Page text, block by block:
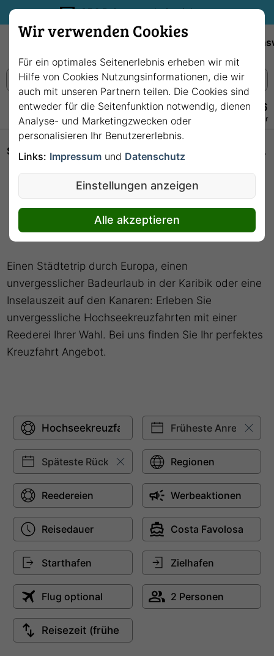
35€ Reisegutschein sichern.
+49 228 3875 7256
Persönlich · Kostenlos · Täglich 08–22 Uhr
Startseite Hochseekreuzfahrten: Unterwegs auf den Weltmeeren
Hochseekreuzfahrten:
Unterwegs auf den
Weltmeeren
Einen Städtetrip durch Europa, einen
unvergesslicher Badeurlaub in der Karibik oder eine
Inselauszeit auf den Kanaren: Erleben Sie
unvergessliche Hochseekreuzfahrten mit einer
Reederei Ihrer Wahl. Bei uns finden Sie Ihr perfektes
Kreuzfahrt Angebot.
Wir verwenden Cookies
Für ein optimales Seitenerlebnis erheben wir mit
Hilfe von Cookies Nutzungsinformationen, die wir
auch mit unseren Partnern teilen. Die Cookies sind
entweder für die Seitenfunktion notwendig, dienen
Analyse- und Marketingzwecken oder
personalisieren Ihr Benutzererlebnis.
Links: Impressum und Datenschutz
Einstellungen anzeigen
Alle akzeptieren